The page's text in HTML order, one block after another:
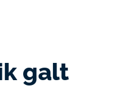
galt